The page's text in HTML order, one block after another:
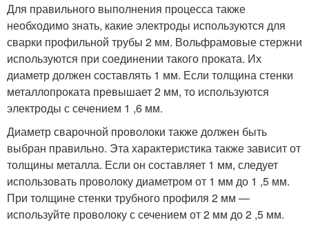
Для правильного выполнения процесса также
необходимо знать, какие электроды используются для
сварки профильной трубы 2 мм. Вольфрамовые стержни
используются при соединении такого проката. Их
диаметр должен составлять 1 мм. Если толщина стенки
металлопроката превышает 2 мм, то используются
электроды с сечением 1 ,6 мм.
Диаметр сварочной проволоки также должен быть
выбран правильно. Эта характеристика также зависит от
толщины металла. Если он составляет 1 мм, следует
использовать проволоку диаметром от 1 мм до 1 ,5 мм.
При толщине стенки трубного профиля 2 мм —
используйте проволоку с сечением от 2 мм до 2 ,5 мм.